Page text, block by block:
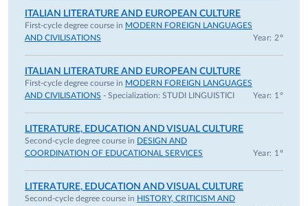
ITALIAN LITERATURE AND EUROPEAN CULTURE
First-cycle degree course in MODERN FOREIGN LANGUAGES
AND CIVILISATIONS
Year: 2°
ITALIAN LITERATURE AND EUROPEAN CULTURE
First-cycle degree course in MODERN FOREIGN LANGUAGES
AND CIVILISATIONS - Specialization: STUDI LINGUISTICI Year: 1°
LITERATURE, EDUCATION AND VISUAL CULTURE
Second-cycle degree course in DESIGN AND
COORDINATION OF EDUCATIONAL SERVICES
Year: 1°
LITERATURE, EDUCATION AND VISUAL CULTURE
Second-cycle degree course in HISTORY, CRITICISM AND